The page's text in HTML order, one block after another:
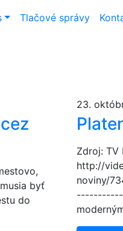
Tlačové správy
byť
do
23.
Zdroj: TV
http://
noviny/